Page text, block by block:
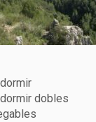
dobles